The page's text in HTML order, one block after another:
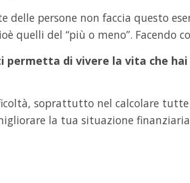
delle persone non faccia questo
quelli del “più o meno”. Facendo
permetta di vivere la vita che
soprattutto nel calcolare
la tua situazione